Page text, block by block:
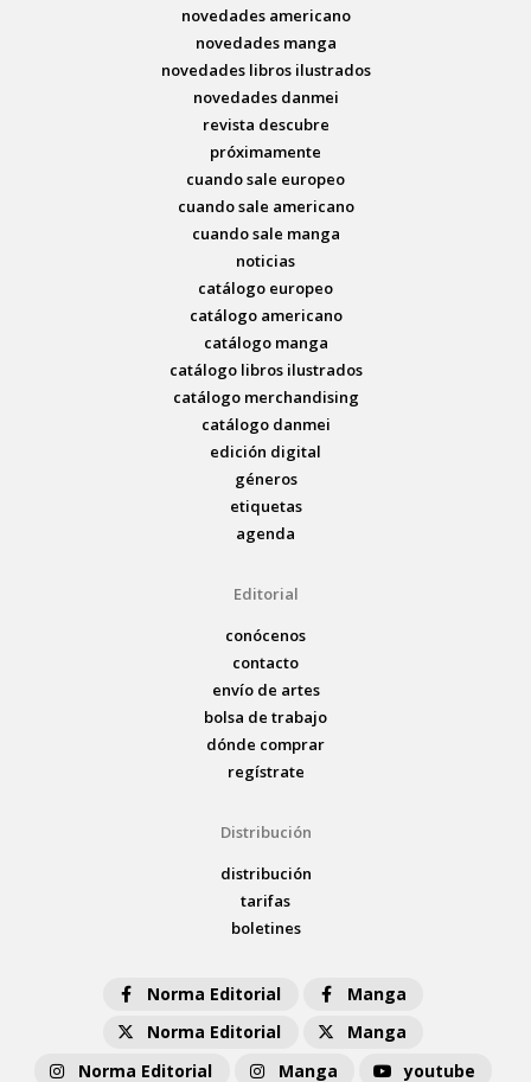
novedades americano
novedades manga
novedades libros ilustrados
novedades danmei
revista descubre
próximamente
cuando sale europeo
cuando sale americano
cuando sale manga
noticias
catálogo europeo
catálogo americano
catálogo manga
catálogo libros ilustrados
catálogo merchandising
catálogo danmei
edición digital
géneros
etiquetas
agenda
Editorial
conócenos
contacto
envío de artes
bolsa de trabajo
dónde comprar
regístrate
Distribución
distribución
tarifas
boletines
Norma Editorial
Manga
Norma Editorial
Manga
Norma Editorial
Manga youtube